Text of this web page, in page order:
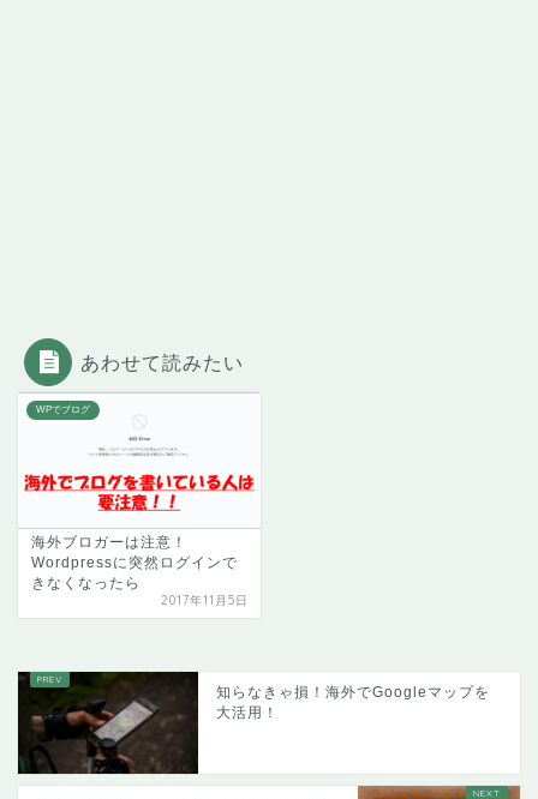
あわせて読みたい
WPでブログ
海外ブロガーは注意！
Wordpressに突然ログインで
きなくなったら
2017年11月5日
知らなきゃ損！海外でGoogleマップを
大活用！